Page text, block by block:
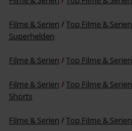
Filme & Serien Top Filme & Serien
Superhelden
Filme & Serien Top Filme & Serien
Filme & Serien Top Filme & Serien
Shorts
Filme & Serien Top Filme & Serien